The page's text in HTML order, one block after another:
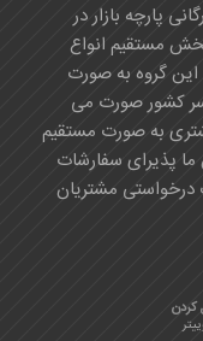
پارچه بازار در
مستقیم انواع
گروه به صورت
کشور صورت می
به صورت مستقیم
پذیرای سفارشات
مشتریان
کردن